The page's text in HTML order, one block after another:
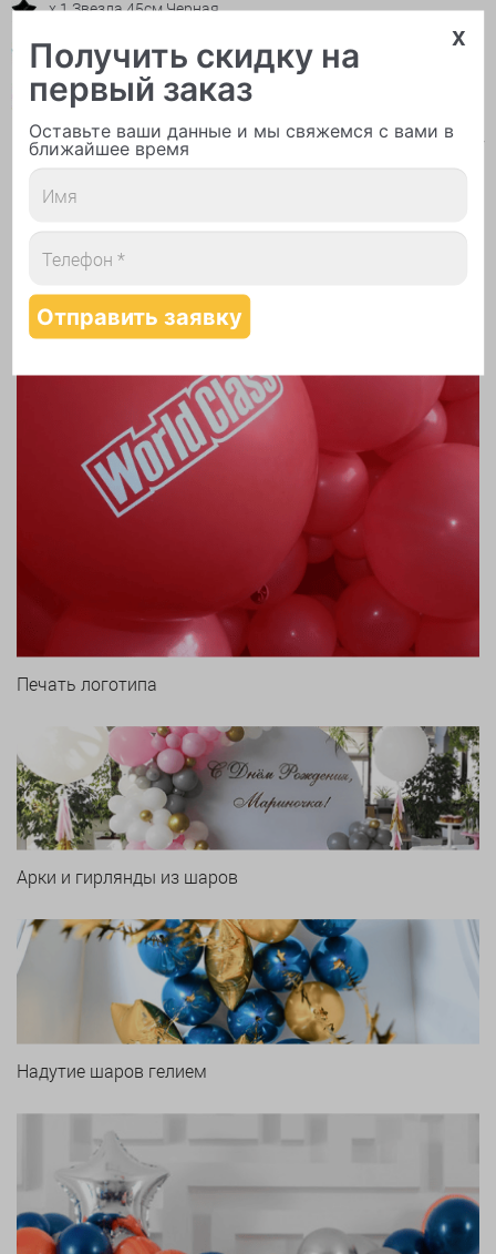
x 1 Звезда 45см Черная
x 1 Звезда 45см Бирюзовая
x 1 Круг 18" НВ Блогер Party*
*Позиции можно изменить, сообщив оператору
Предоставляемые услуги
Печать логотипа
Арки и гирлянды из шаров
Надутие шаров гелием
x
Получить скидку на
первый заказ
Оставьте ваши данные и мы свяжемся с вами в
ближайшее время